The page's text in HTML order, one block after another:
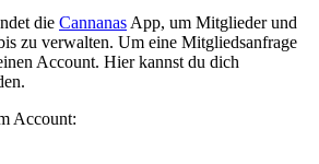
die Cannanas App, um Mitglieder und
zu verwalten. Um eine Mitgliedsanfrage
Account. Hier kannst du dich
Account: